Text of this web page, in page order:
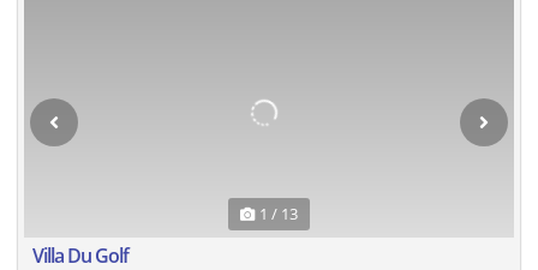
1 / 13
Villa Du Golf